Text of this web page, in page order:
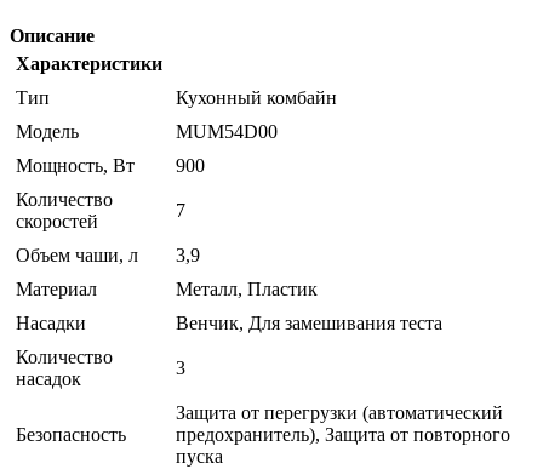
Описание
Характеристики
Тип
Кухонный комбайн
Модель
MUM54D00
Мощность, Вт
900
Количество
скоростей
7
Объем чаши, л
3,9
Материал
Металл, Пластик
Насадки
Венчик, Для замешивания теста
Количество
насадок
3
Безопасность
Защита от перегрузки (автоматический
предохранитель), Защита от повторного
пуска